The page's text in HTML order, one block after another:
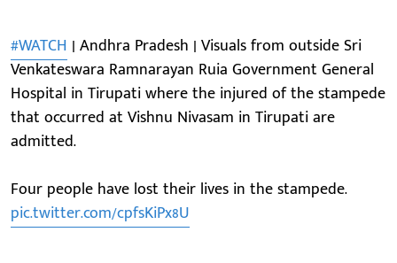
#WATCH | Andhra Pradesh | Visuals from outside Sri
Venkateswara Ramnarayan Ruia Government General
Hospital in Tirupati where the injured of the stampede
that occurred at Vishnu Nivasam in Tirupati are
admitted.
Four people have lost their lives in the stampede.
pic.twitter.com/cpfsKiPx8U